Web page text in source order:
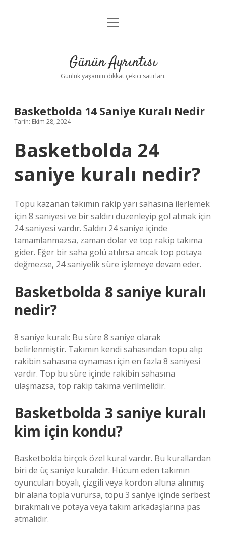
Anasayfa
Yasal Uyarı
menüyü
Günün Ayrıntısı
Günlük yaşamın dikkat çekici satırları.
Basketbolda 14 Saniye Kuralı Nedir
Tarih: Ekim 28, 2024
Basketbolda 24
saniye kuralı nedir?
Topu kazanan takımın rakip yarı sahasına ilerlemek
için 8 saniyesi ve bir saldırı düzenleyip gol atmak için
24 saniyesi vardır. Saldırı 24 saniye içinde
tamamlanmazsa, zaman dolar ve top rakip takıma
gider. Eğer bir saha golü atılırsa ancak top potaya
değmezse, 24 saniyelik süre işlemeye devam eder.
Basketbolda 8 saniye kuralı
nedir?
8 saniye kuralı: Bu süre 8 saniye olarak
belirlenmiştir. Takımın kendi sahasından topu alıp
rakibin sahasına oynaması için en fazla 8 saniyesi
vardır. Top bu süre içinde rakibin sahasına
ulaşmazsa, top rakip takıma verilmelidir.
Basketbolda 3 saniye kuralı
kim için kondu?
Basketbolda birçok özel kural vardır. Bu kurallardan
biri de üç saniye kuralıdır. Hücum eden takımın
oyuncuları boyalı, çizgili veya kordon altına alınmış
bir alana topla vurursa, topu 3 saniye içinde serbest
bırakmalı ve potaya veya takım arkadaşlarına pas
atmalıdır.